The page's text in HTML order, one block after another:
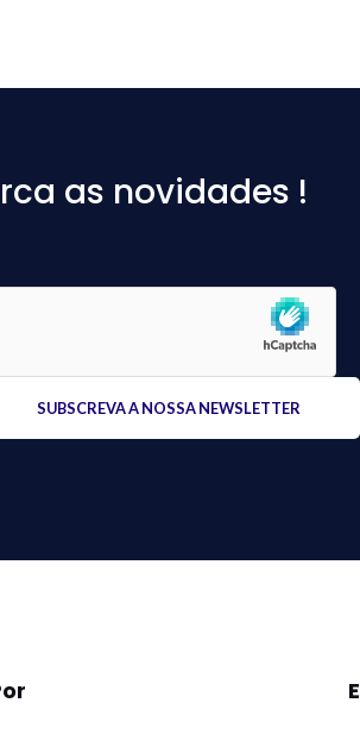
as novidades !